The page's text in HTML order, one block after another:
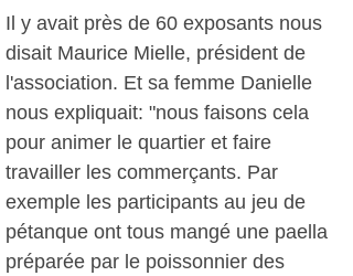
Il y avait près de 60 exposants nous
disait Maurice Mielle, président de
l'association. Et sa femme Danielle
nous expliquait: "nous faisons cela
pour animer le quartier et faire
travailler les commerçants. Par
exemple les participants au jeu de
pétanque ont tous mangé une paella
préparée par le poissonnier des